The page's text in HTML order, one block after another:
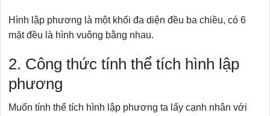
Hình lập phương là một khối đa diện đều ba chiều, có 6
mặt đều là hình vuông bằng nhau.
2. Công thức tính thể tích hình lập
phương
Muốn tính thể tích hình lập phương ta lấy cạnh nhân với